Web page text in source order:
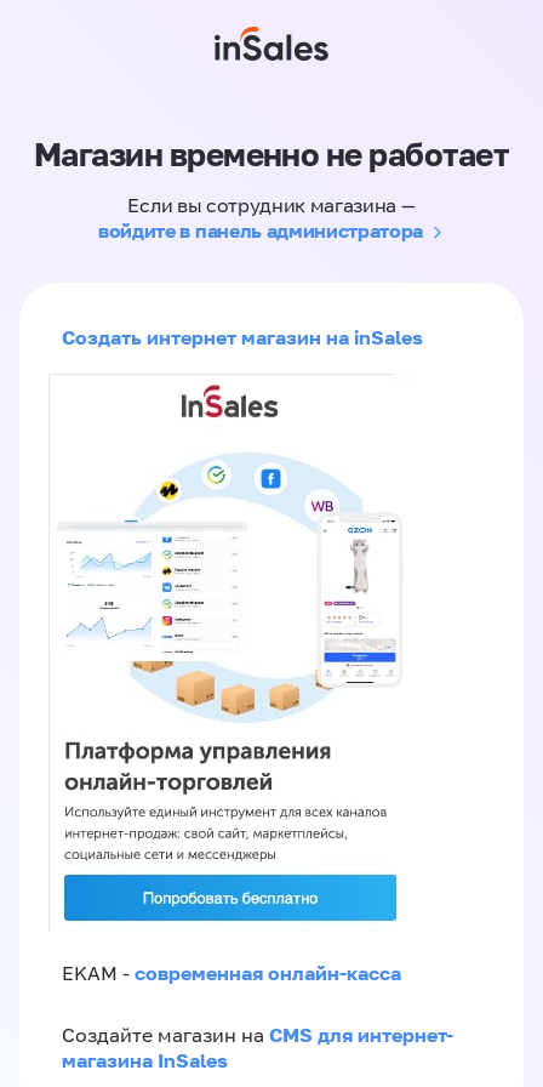
Магазин временно не работает
Если вы сотрудник магазина —
войдите в панель администратора
Создать интернет магазин на inSales
EKAM - современная онлайн-касса
Создайте магазин на CMS для интернет-
магазина InSales